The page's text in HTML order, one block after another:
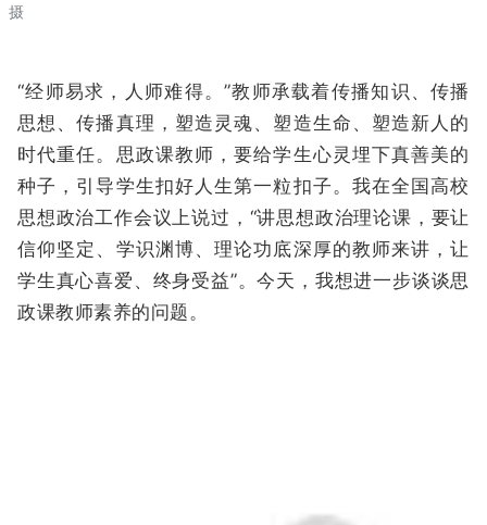
摄
“经师易求，人师难得。”教师承载着传播知识、传播
思想、传播真理，塑造灵魂、塑造生命、塑造新人的
时代重任。思政课教师，要给学生心灵埋下真善美的
种子，引导学生扣好人生第一粒扣子。我在全国高校
思想政治工作会议上说过，“讲思想政治理论课，要让
信仰坚定、学识渊博、理论功底深厚的教师来讲，让
学生真心喜爱、终身受益”。今天，我想进一步谈谈思
政课教师素养的问题。